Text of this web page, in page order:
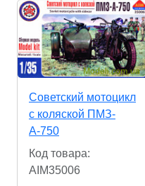
Советский мотоцикл
с коляской ПМЗ-
А-750
Код товара:
AIM35006